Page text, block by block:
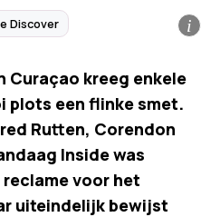
Discover i
Curaçao kreeg enkele
plots een flinke smet.
Rutten, Corendon
Inside was
voor het
uiteindelijk bewijst